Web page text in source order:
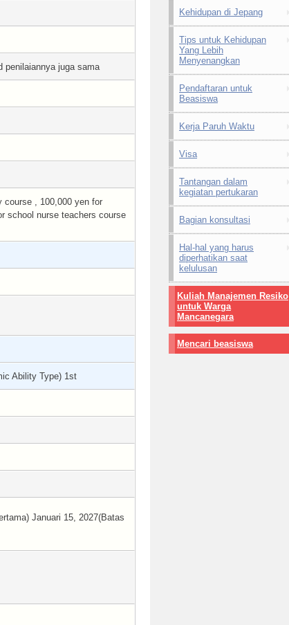
penilaiannya juga sama
course , 100,000 yen for
school nurse teachers course
Ability Type) 1st
Januari 15, 2027(Batas
Kehidupan di Jepang
Tips untuk Kehidupan
Yang Lebih
Menyenangkan
Pendaftaran untuk
Beasiswa
Kerja Paruh Waktu
Visa
Tantangan dalam
kegiatan pertukaran
Bagian konsultasi
Hal-hal yang harus
diperhatikan saat
kelulusan
Kuliah Manajemen Resiko
untuk Warga
Mancanegara
Mencari beasiswa